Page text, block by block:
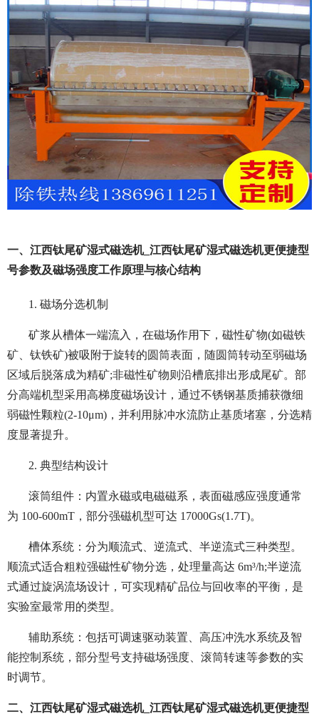
一、江西钛尾矿湿式磁选机_江西钛尾矿湿式磁选机更便捷型
号参数及磁场强度工作原理与核心结构
1. 磁场分选机制
矿浆从槽体一端流入，在磁场作用下，磁性矿物(如磁铁
矿、钛铁矿)被吸附于旋转的圆筒表面，随圆筒转动至弱磁场
区域后脱落成为精矿;非磁性矿物则沿槽底排出形成尾矿。部
分高端机型采用高梯度磁场设计，通过不锈钢基质捕获微细
弱磁性颗粒(2-10μm)，并利用脉冲水流防止基质堵塞，分选精
度显著提升。
2. 典型结构设计
滚筒组件：内置永磁或电磁磁系，表面磁感应强度通常
为 100-600mT，部分强磁机型可达 17000Gs(1.7T)。
槽体系统：分为顺流式、逆流式、半逆流式三种类型。
顺流式适合粗粒强磁性矿物分选，处理量高达 6m³/h;半逆流
式通过旋涡流场设计，可实现精矿品位与回收率的平衡，是
实验室最常用的类型。
辅助系统：包括可调速驱动装置、高压冲洗水系统及智
能控制系统，部分型号支持磁场强度、滚筒转速等参数的实
时调节。
二、江西钛尾矿湿式磁选机_江西钛尾矿湿式磁选机更便捷型